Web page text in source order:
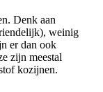
Denk aan
weinig
er dan ook
zijn meestal
kozijnen.